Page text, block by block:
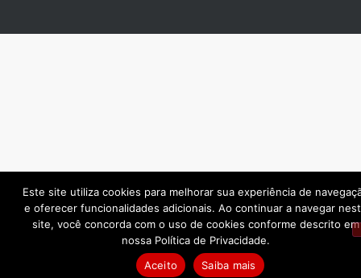
Este site utiliza cookies para melhorar sua experiência de
e oferecer funcionalidades adicionais. Ao continuar a navegar
site, você concorda com o uso de cookies conforme descrito em
nossa Política de Privacidade.
Aceito
Saiba mais